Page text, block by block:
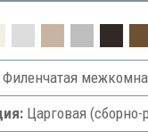
Царговая (сборно-